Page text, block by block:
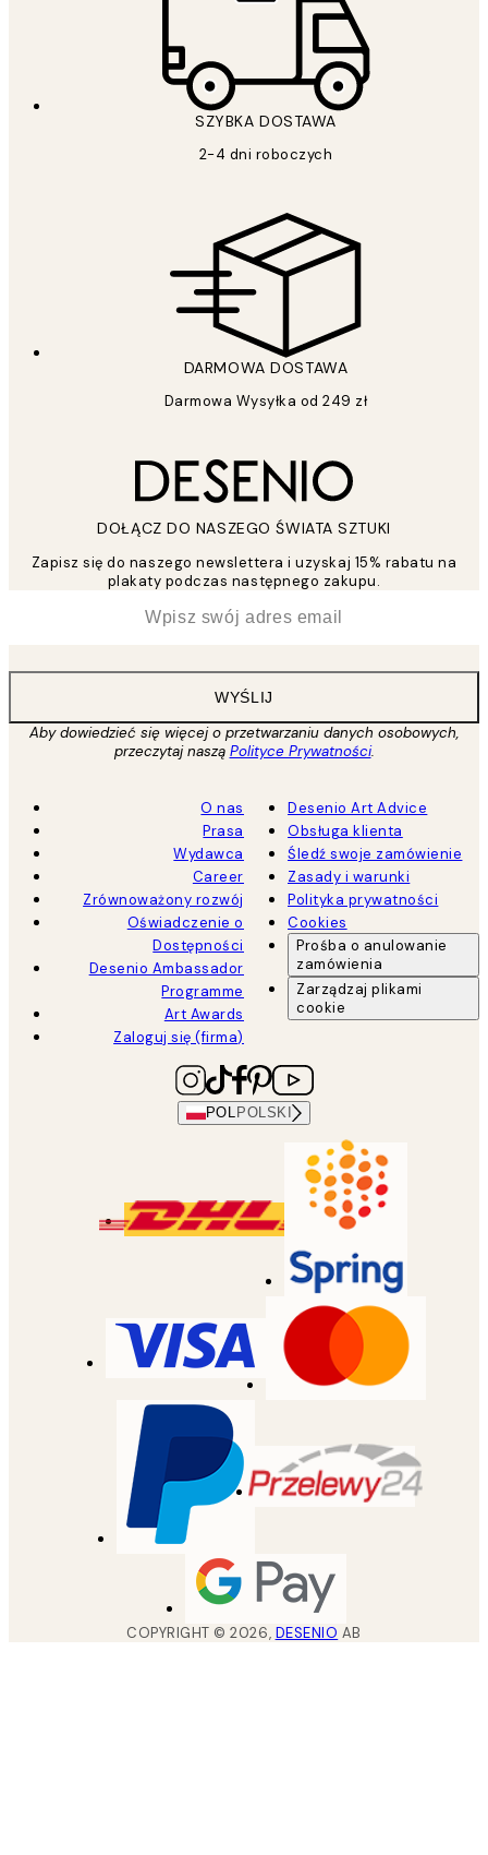
SZYBKA DOSTAWA
2-4 dni roboczych
DARMOWA DOSTAWA
Darmowa Wysyłka od 249 zł
DOŁĄCZ DO NASZEGO ŚWIATA SZTUKI
Zapisz się do naszego newslettera i uzyskaj 15% rabatu na
plakaty podczas następnego zakupu.
WYŚLIJ
Aby dowiedzieć się więcej o przetwarzaniu danych osobowych,
przeczytaj naszą Polityce Prywatności.
O nas
Prasa
Wydawca
Career
Zrównoważony rozwój
Oświadczenie o
Dostępności
Desenio Ambassador
Programme
Art Awards
Zaloguj się (firma)
Desenio Art Advice
Obsługa klienta
Śledź swoje zamówienie
Zasady i warunki
Polityka prywatności
Cookies
Prośba o anulowanie
zamówienia
Zarządzaj plikami
cookie
POL POLSKI
COPYRIGHT ©2026, DESENIO AB